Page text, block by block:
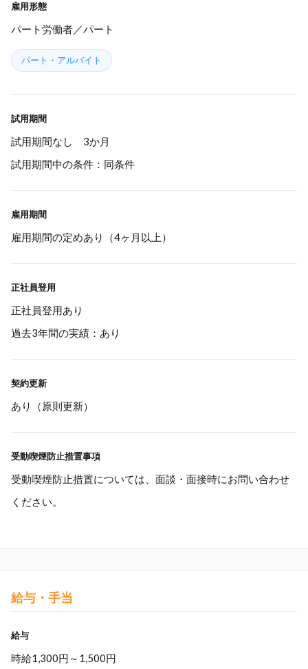
雇用形態
パート労働者／パート
パート・アルバイト
試用期間
試用期間なし 3か月
試用期間中の条件：同条件
雇用期間
雇用期間の定めあり（4ヶ月以上）
正社員登用
正社員登用あり
過去3年間の実績：あり
契約更新
あり（原則更新）
受動喫煙防止措置事項
受動喫煙防止措置については、面談・面接時にお問い合わせ
ください。
給与・手当
給与
時給1,300円～1,500円